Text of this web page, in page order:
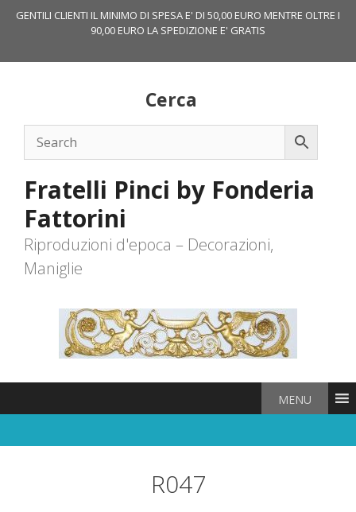
GENTILI CLIENTI IL MINIMO DI SPESA E' DI 50,00 EURO MENTRE OLTRE I
90,00 EURO LA SPEDIZIONE E' GRATIS
Cerca
Fratelli Pinci by Fonderia
Fattorini
Riproduzioni d'epoca – Decorazioni,
Maniglie
MENU
R047